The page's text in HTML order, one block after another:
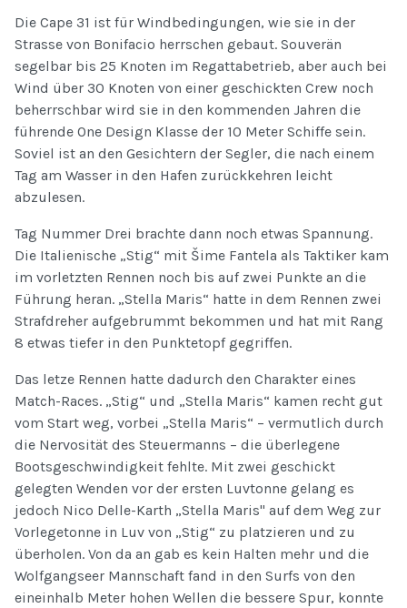
Die Cape 31 ist für Windbedingungen, wie sie in der
Strasse von Bonifacio herrschen gebaut. Souverän
segelbar bis 25 Knoten im Regattabetrieb, aber auch bei
Wind über 30 Knoten von einer geschickten Crew noch
beherrschbar wird sie in den kommenden Jahren die
führende One Design Klasse der 10 Meter Schiffe sein.
Soviel ist an den Gesichtern der Segler, die nach einem
Tag am Wasser in den Hafen zurückkehren leicht
abzulesen.
Tag Nummer Drei brachte dann noch etwas Spannung.
Die Italienische „Stig“ mit Šime Fantela als Taktiker kam
im vorletzten Rennen noch bis auf zwei Punkte an die
Führung heran. „Stella Maris“ hatte in dem Rennen zwei
Strafdreher aufgebrummt bekommen und hat mit Rang
8 etwas tiefer in den Punktetopf gegriffen.
Das letze Rennen hatte dadurch den Charakter eines
Match-Races. „Stig“ und „Stella Maris“ kamen recht gut
vom Start weg, vorbei „Stella Maris“ – vermutlich durch
die Nervosität des Steuermanns – die überlegene
Bootsgeschwindigkeit fehlte. Mit zwei geschickt
gelegten Wenden vor der ersten Luvtonne gelang es
jedoch Nico Delle-Karth „Stella Maris" auf dem Weg zur
Vorlegetonne in Luv von „Stig“ zu platzieren und zu
überholen. Von da an gab es kein Halten mehr und die
Wolfgangseer Mannschaft fand in den Surfs von den
eineinhalb Meter hohen Wellen die bessere Spur, konnte